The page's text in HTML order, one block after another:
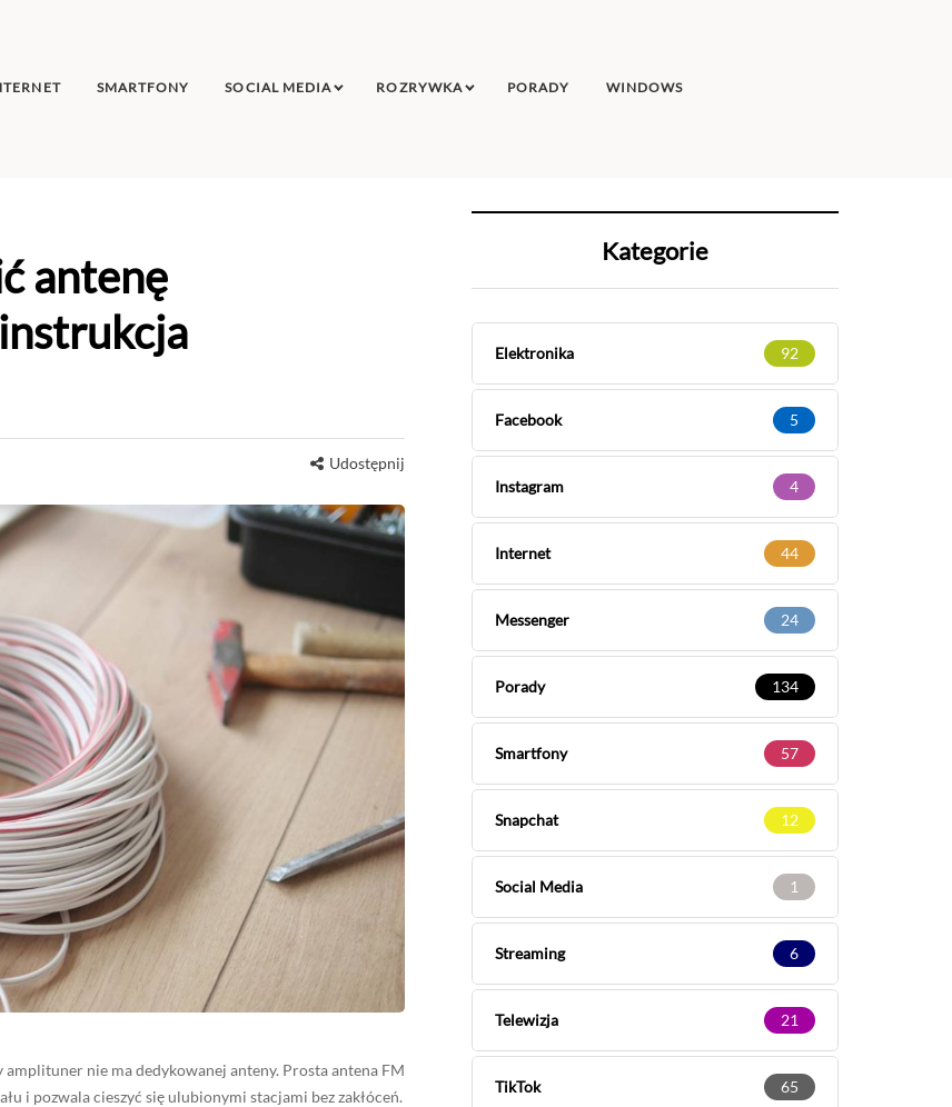
SMARTFONY SOCIAL MEDIA ROZRYWKA PORADY WINDOWS
antenę
Udostępnij
nie ma dedykowanej anteny. Prosta antena FM
i pozwala cieszyć się ulubionymi stacjami bez zakłóceń.
Kategorie
Elektronika 92
Facebook 5
Instagram 4
Internet 44
Messenger 24
Porady 134
Smartfony 57
Snapchat 12
Social Media 1
Streaming 6
Telewizja 21
TikTok 65